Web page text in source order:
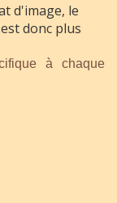
d'image, le
donc plus
à chaque